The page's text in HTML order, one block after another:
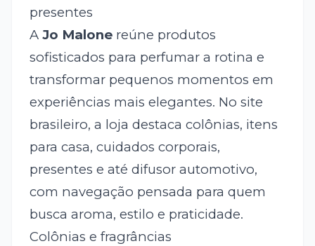
presentes
A Jo Malonereúne produtos
sofisticados para perfumar a rotina e
transformar pequenos momentos em
experiências mais elegantes. No site
brasileiro, a loja destaca colônias, itens
para casa, cuidados corporais,
presentes e até difusor automotivo,
com navegação pensada para quem
busca aroma, estilo e praticidade.
Colônias e fragrâncias